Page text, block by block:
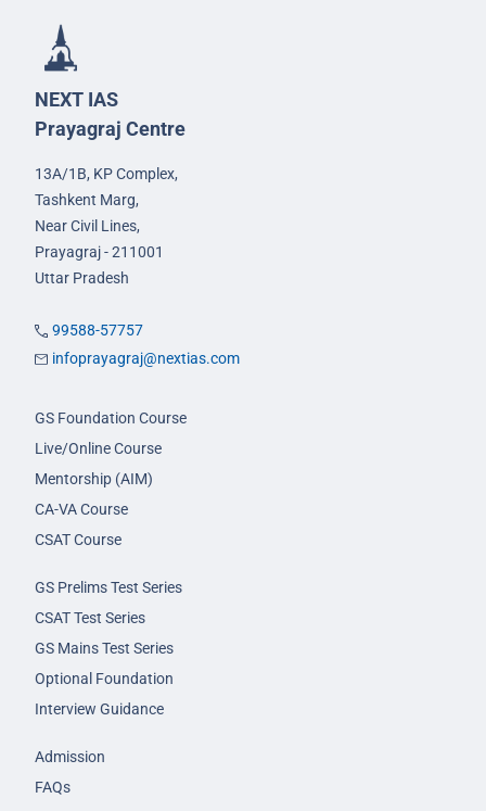
NEXT IAS
Prayagraj Centre
13A/1B, KP Complex,
Tashkent Marg,
Near Civil Lines,
Prayagraj - 211001
Uttar Pradesh
99588-57757
infoprayagraj@nextias.com
GS Foundation Course
Live/Online Course
Mentorship (AIM)
CA-VA Course
CSAT Course
GS Prelims Test Series
CSAT Test Series
GS Mains Test Series
Optional Foundation
Interview Guidance
Admission
FAQs